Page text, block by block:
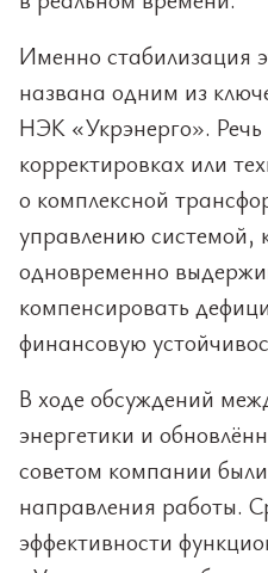
Именно стабилизация
названа одним из
НЭК «Укрэнерго». Речь
корректировках или
о комплексной
управлению системой,
одновременно
компенсировать
финансовую
В ходе обсуждений
энергетики и
советом компании
направления работы.
эффективности